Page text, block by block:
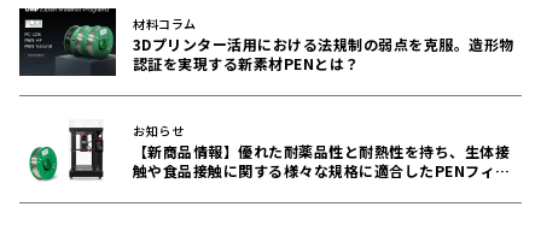
材料コラム
3Dプリンター活用における法規制の弱点を克服。造形物
認証を実現する新素材PENとは？
お知らせ
【新商品情報】優れた耐薬品性と耐熱性を持ち、生体接
触や食品接触に関する様々な規格に適合したPENフィラ